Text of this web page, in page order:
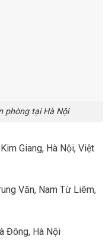
phòng tại Hà Nội
Giang, Hà Nội, Việt
Văn, Nam Từ Liêm,
Đông, Hà Nội